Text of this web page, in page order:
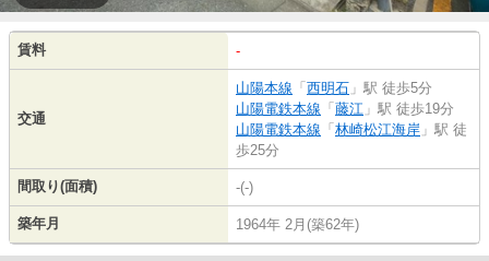
賃料 -
交通
山陽本線 「 西明石 」駅 徒歩5分
山陽電鉄本線 「 藤江 」駅 徒歩19分
山陽電鉄本線 「 林崎松江海岸 」駅 徒
歩25分
間取り(面積) -(-)
築年月 1964年 2月(築62年)